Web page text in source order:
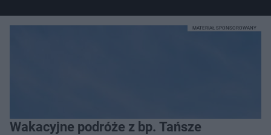
Wakacyjne podróże z bp. Tańsze
MATERIAŁ SPONSOROWANY